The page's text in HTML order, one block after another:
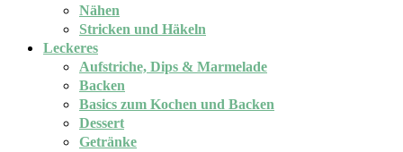
Nähen
Stricken und Häkeln
Leckeres
Aufstriche, Dips & Marmelade
Backen
Basics zum Kochen und Backen
Dessert
Getränke